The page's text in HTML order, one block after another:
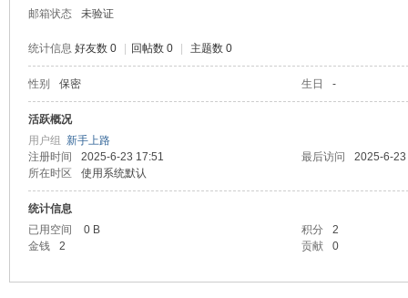
邮箱状态
未验证
统计信息 好友数 0 回帖数 0 主题数 0
性别 保密 生日 -
活跃概况
用户组 新手上路
注册时间
2025-6-23 17:51 最后访问
2025-6-
所在时区
使用系统默认
统计信息
已用空间
0 B 积分
2
金钱
2 贡献 0